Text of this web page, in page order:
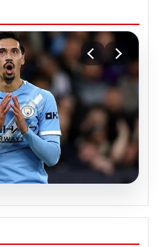
sahaya dev isim!
Tijjani